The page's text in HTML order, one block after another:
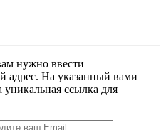
нужно ввести
адрес. На указанный вами
уникальная ссылка для